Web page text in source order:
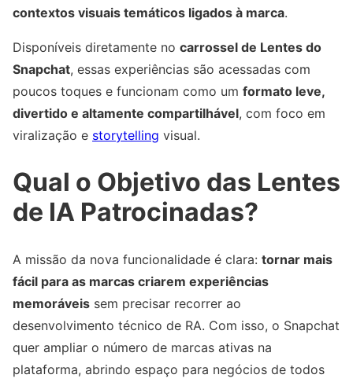
contextos visuais temáticos ligados à marca.
Disponíveis diretamente no carrossel de Lentes do
Snapchat, essas experiências são acessadas com
poucos toques e funcionam como um formato leve,
divertido e altamente compartilhável, com foco em
viralização e storytelling visual.
Qual o Objetivo das Lentes
de IA Patrocinadas?
A missão da nova funcionalidade é clara: tornar mais
fácil para as marcas criarem experiências
memoráveis sem precisar recorrer ao
desenvolvimento técnico de RA. Com isso, o Snapchat
quer ampliar o número de marcas ativas na
plataforma, abrindo espaço para negócios de todos